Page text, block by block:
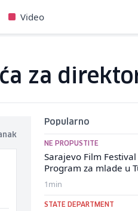
Video
za
Popularno
NE PROPUSTITE
Sarajevo Film
Program za mlade u
1min
STATE DEPARTMENT